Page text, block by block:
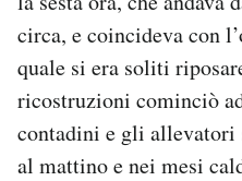
circa, e coincideva con
quale si era soliti
ricostruzioni cominciò
contadini e gli allevatori
al mattino e nei mesi